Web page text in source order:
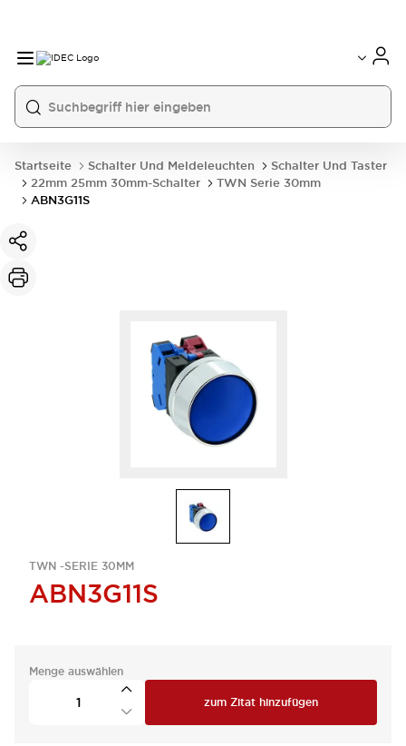
Startseite Schalter Und Meldeleuchten
Schalter Und Taster
22mm 25mm 30mm-Schalter
TWN Serie 30mm
ABN3G11S
TWN -SERIE 30MM
ABN3G11S
Menge auswählen
zum Zitat hinzufügen